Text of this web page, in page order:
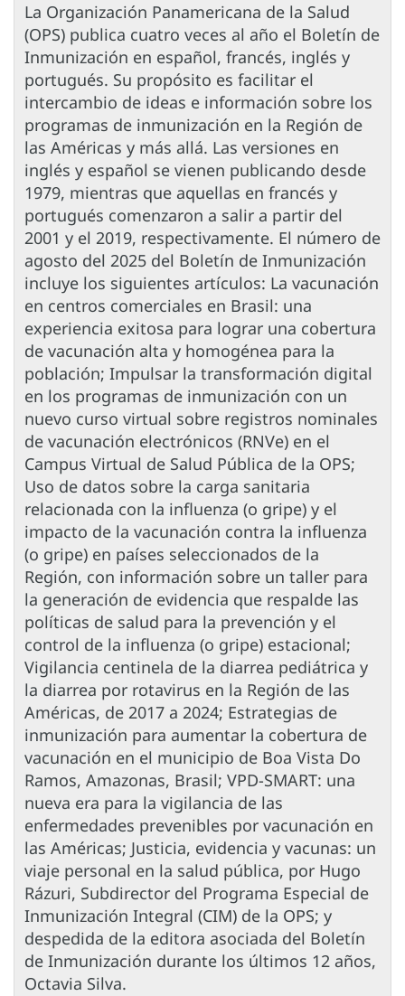
La Organización Panamericana de la Salud
(OPS) publica cuatro veces al año el Boletín de
Inmunización en español, francés, inglés y
portugués. Su propósito es facilitar el
intercambio de ideas e información sobre los
programas de inmunización en la Región de
las Américas y más allá. Las versiones en
inglés y español se vienen publicando desde
1979, mientras que aquellas en francés y
portugués comenzaron a salir a partir del
2001 y el 2019, respectivamente. El número de
agosto del 2025 del Boletín de Inmunización
incluye los siguientes artículos: La vacunación
en centros comerciales en Brasil: una
experiencia exitosa para lograr una cobertura
de vacunación alta y homogénea para la
población; Impulsar la transformación digital
en los programas de inmunización con un
nuevo curso virtual sobre registros nominales
de vacunación electrónicos (RNVe) en el
Campus Virtual de Salud Pública de la OPS;
Uso de datos sobre la carga sanitaria
relacionada con la influenza (o gripe) y el
impacto de la vacunación contra la influenza
(o gripe) en países seleccionados de la
Región, con información sobre un taller para
la generación de evidencia que respalde las
políticas de salud para la prevención y el
control de la influenza (o gripe) estacional;
Vigilancia centinela de la diarrea pediátrica y
la diarrea por rotavirus en la Región de las
Américas, de 2017 a 2024; Estrategias de
inmunización para aumentar la cobertura de
vacunación en el municipio de Boa Vista Do
Ramos, Amazonas, Brasil; VPD-SMART: una
nueva era para la vigilancia de las
enfermedades prevenibles por vacunación en
las Américas; Justicia, evidencia y vacunas: un
viaje personal en la salud pública, por Hugo
Rázuri, Subdirector del Programa Especial de
Inmunización Integral (CIM) de la OPS; y
despedida de la editora asociada del Boletín
de Inmunización durante los últimos 12 años,
Octavia Silva.